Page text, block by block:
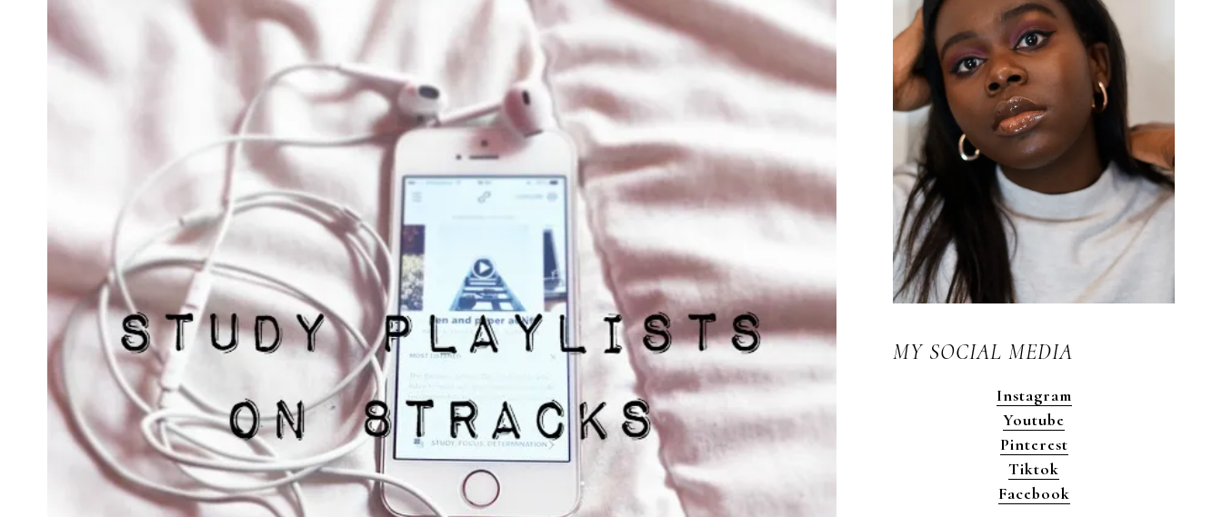
MY SOCIAL MEDIA
Instagram
Youtube
Pinterest
Tiktok
Facebook